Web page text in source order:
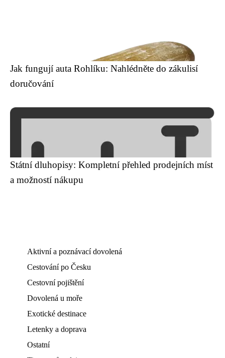
Jak fungují auta Rohlíku: Nahlédněte do zákulisí
doručování
Státní dluhopisy: Kompletní přehled prodejních míst
a možností nákupu
Aktivní a poznávací dovolená
Cestování po Česku
Cestovní pojištění
Dovolená u moře
Exotické destinace
Letenky a doprava
Ostatní